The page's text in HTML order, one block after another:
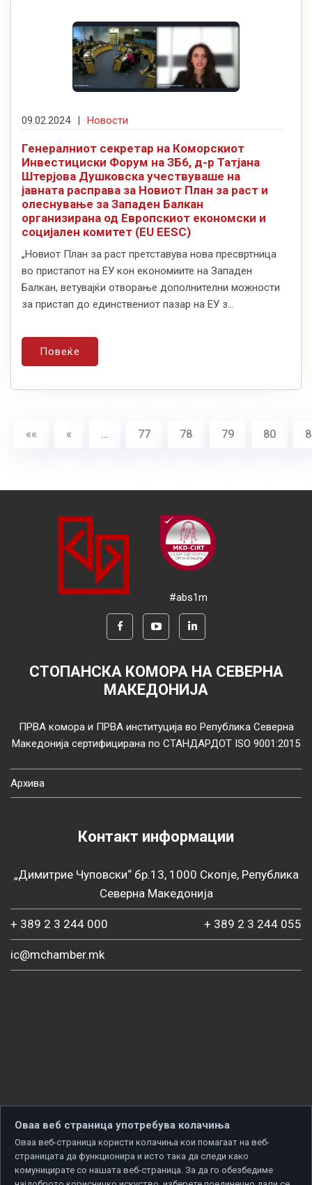
09.02.2024 | Новости
Генералниот секретар на Коморскиот
Инвестициски Форум на ЗБ6, д-р Татјана
Штерјова Душковска учествуваше на
јавната расправа за Новиот План за раст и
олеснување за Западен Балкан
организирана од Европскиот економски и
социјален комитет (EU EESC)
„Новиот План за раст претставува нова пресвртница
во пристапот на ЕУ кон економиите на Западен
Балкан, ветувајќи отворање дополнителни можности
за пристап до единствениот пазар на ЕУ з...
Повеќе
«« « … 77 78 79 80
#abs1m
СТОПАНСКА КОМОРА НА СЕВЕРНА
МАКЕДОНИЈА
ПРВА комора и ПРВА институција во Република Северна
Македонија сертифицирана по СТАНДАРДОТ ISO 9001:2015
Архива
Контакт информации
„Димитрие Чуповски“ бр.13, 1000 Скопје, Република
Северна Македонија
+ 389 2 3 244 000 + 389 2 3 244 055
ic@mchamber.mk
Оваа веб страница употребува колачиња
Оваа веб-страница користи колачиња кои помагаат на веб-
страницата да функционира и исто така да следи како
комуницирате со нашата веб-страница. За да го обезбедиме